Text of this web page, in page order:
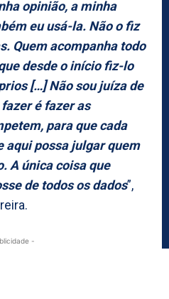
opinião, a minha
eu usá-la. Não o fiz
Quem acompanha todo
desde o início fiz-lo
[…] Não sou juíza de
é fazer as
para que cada
aqui possa julgar quem
A única coisa que
de todos os dados”,
-